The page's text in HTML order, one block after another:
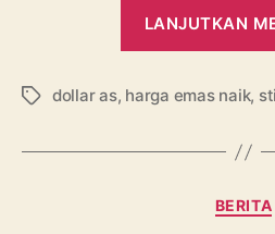
LANJUTKAN
Tag dollar as, harga emas naik,
BERITA